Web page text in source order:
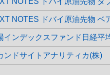
ンドサイトアナリティカ(株)